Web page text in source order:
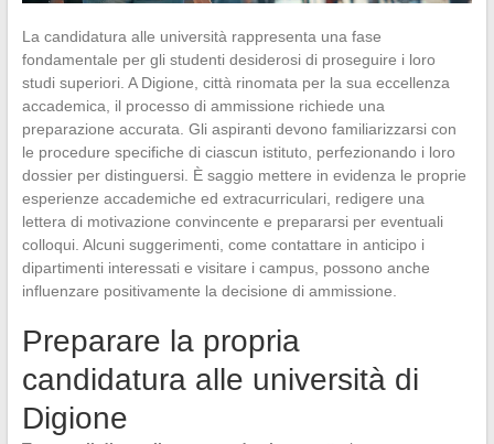
La candidatura alle università rappresenta una fase
fondamentale per gli studenti desiderosi di proseguire i loro
studi superiori. A Digione, città rinomata per la sua eccellenza
accademica, il processo di ammissione richiede una
preparazione accurata. Gli aspiranti devono familiarizzarsi con
le procedure specifiche di ciascun istituto, perfezionando i loro
dossier per distinguersi. È saggio mettere in evidenza le proprie
esperienze accademiche ed extracurriculari, redigere una
lettera di motivazione convincente e prepararsi per eventuali
colloqui. Alcuni suggerimenti, come contattare in anticipo i
dipartimenti interessati e visitare i campus, possono anche
influenzare positivamente la decisione di ammissione.
Preparare la propria
candidatura alle università di
Digione